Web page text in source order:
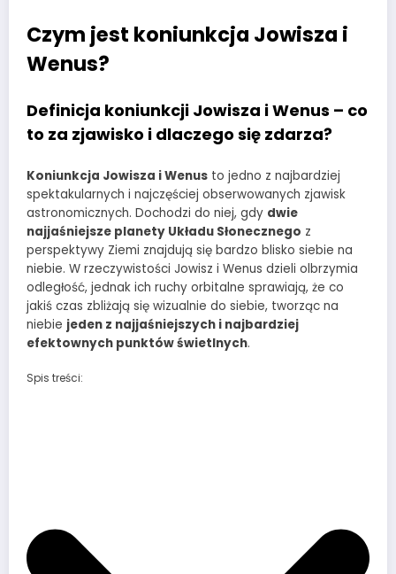
Czym jest koniunkcja Jowisza i
Wenus?
Definicja koniunkcji Jowisza i Wenus – co
to za zjawisko i dlaczego się zdarza?
Koniunkcja Jowisza i Wenus to jedno z najbardziej
spektakularnych i najczęściej obserwowanych zjawisk
astronomicznych. Dochodzi do niej, gdy dwie
najjaśniejsze planety Układu Słonecznego z
perspektywy Ziemi znajdują się bardzo blisko siebie na
niebie. W rzeczywistości Jowisz i Wenus dzieli olbrzymia
odległość, jednak ich ruchy orbitalne sprawiają, że co
jakiś czas zbliżają się wizualnie do siebie, tworząc na
niebie jeden z najjaśniejszych i najbardziej
efektownych punktów świetlnych.
Spis treści: